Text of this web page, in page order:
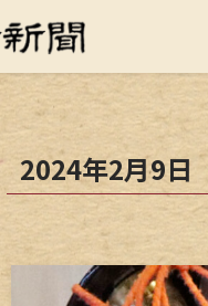
2024年2月9日